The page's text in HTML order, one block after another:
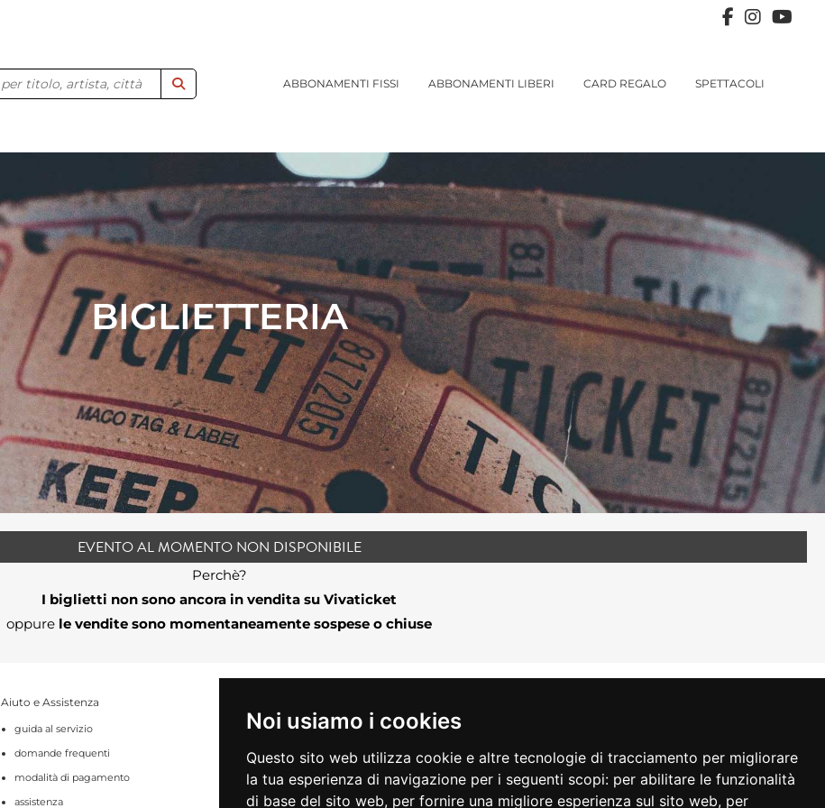
Noi usiamo i cookies
Questo sito web utilizza cookie e altre tecnologie di tracciamento per migliorare
la tua esperienza di navigazione per i seguenti scopi: per abilitare le funzionalità
di base del sito web, per fornire una migliore esperienza sul sito web, per
ABBONAMENTI FISSI ABBONAMENTI LIBERI CARD REGALO SPETTACOLI
BIGLIETTERIA
EVENTO AL MOMENTO NON DISPONIBILE
Perchè?
I biglietti non sono ancora in vendita su Vivaticket
oppure le vendite sono momentaneamente sospese o chiuse
Aiuto e Assistenza
guida al servizio
domande frequenti
modalità di pagamento
assistenza
VIVAforVoucher
scelta spettacoli in abbonamento
recupero prenotazioni
visualizza ricevuta